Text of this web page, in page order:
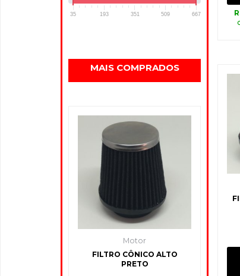
35 193 351 509 667
MAIS COMPRADOS
Motor
FILTRO CÔNICO ALTO
PRETO